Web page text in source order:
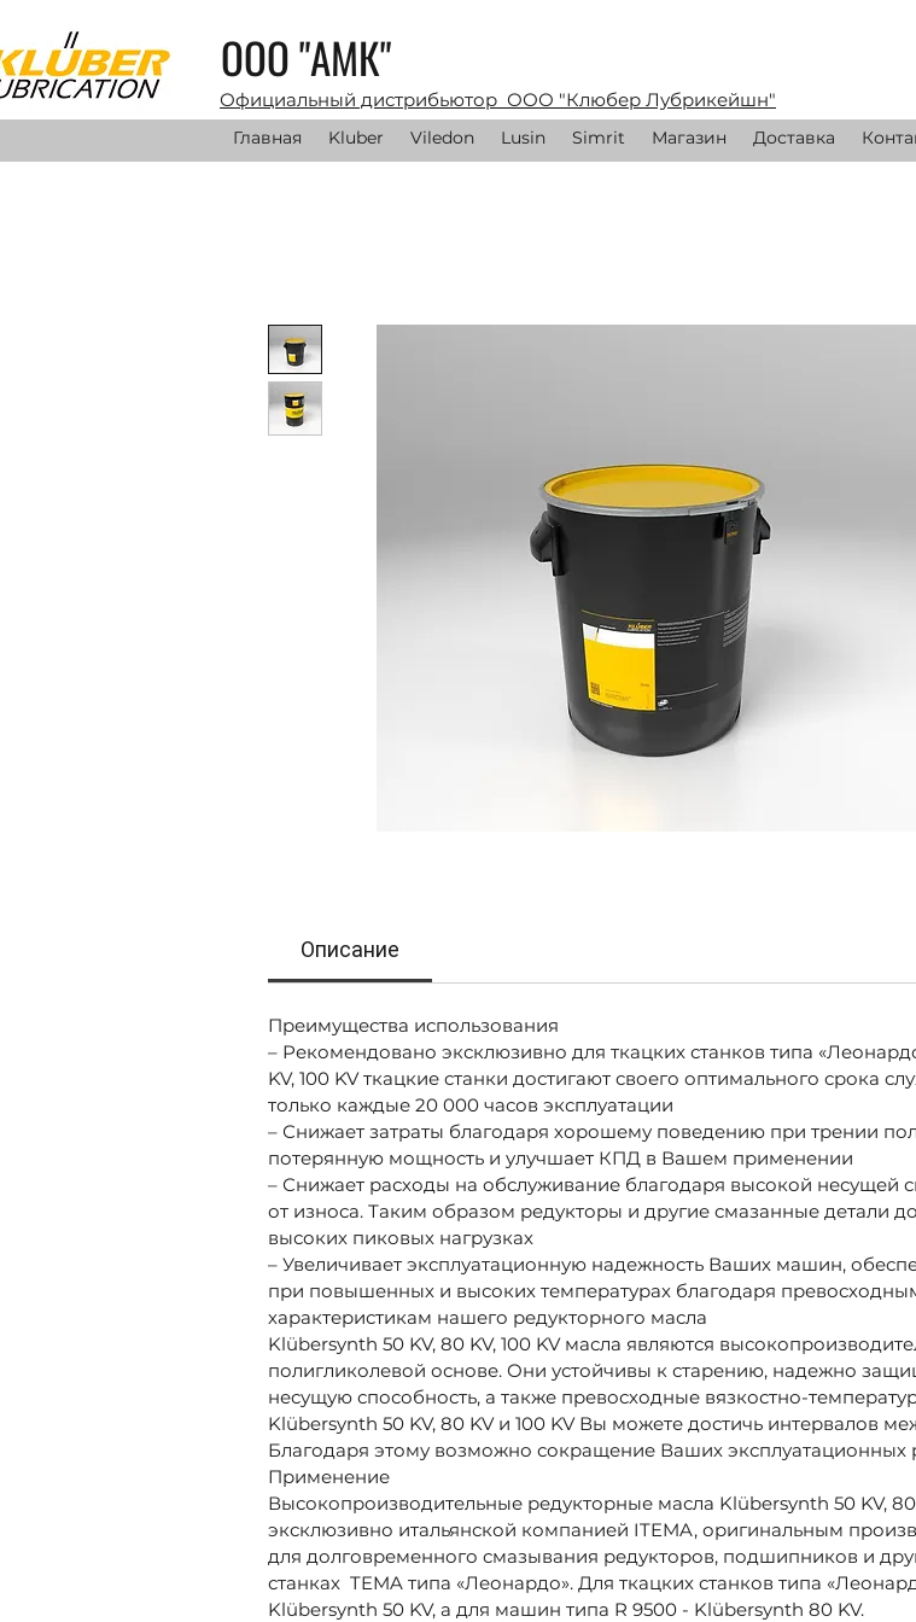
ООО "АМК"
Главная Kluber Viledon Lusin Simrit Магазин Доставка
Официальный дистрибьютор ООО "Клюбер Лубрикейшн"
Описание
Преимущества использования
– Рекомендовано эксклюзивно для ткацких станков типа
KV, 100 KV ткацкие станки достигают своего оптимального срока
только каждые 20 000 часов эксплуатации
– Снижает затраты благодаря хорошему поведению при трении
потерянную мощность и улучшает КПД в Вашем применении
– Снижает расходы на обслуживание благодаря высокой несущей
от износа. Таким образом редукторы и другие смазанные детали
высоких пиковых нагрузках
– Увеличивает эксплуатационную надежность Ваших машин,
при повышенных и высоких температурах благодаря
характеристикам нашего редукторного масла
Klübersynth 50 KV, 80 KV, 100 KV масла являются
полигликолевой основе. Они устойчивы к старению, надежно
несущую способность, а также превосходные вязкостно-
Klübersynth 50 KV, 80 KV и 100 KV Вы можете достичь интервалов
Благодаря этому возможно сокращение Ваших эксплуатационных
Применение
Высокопроизводительные редукторные масла Klübersynth 50 KV,
эксклюзивно итальянской компанией ITEMA, оригинальным
для долговременного смазывания редукторов, подшипников и
станках TEMA типа «Леонардо». Для ткацких станков типа
Klübersynth 50 KV, а для машин типа R 9500 - Klübersynth 80 KV.